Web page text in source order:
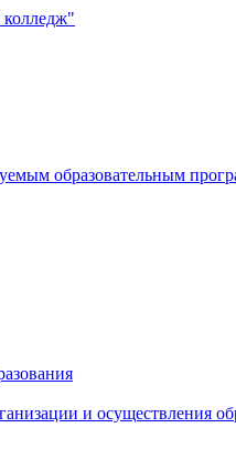
образовательным
и осуществления